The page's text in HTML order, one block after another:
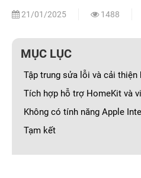
21/01/2025 1488
MỤC LỤC
Tập trung sửa lỗi và cải thiện
Tích hợp hỗ trợ HomeKit và
Không có tính năng Apple
Tạm kết